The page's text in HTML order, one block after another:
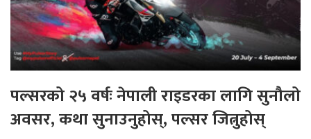
पल्सरको २५ वर्षः नेपाली राइडरका लागि सुनौलो
अवसर, कथा सुनाउनुहोस्, पल्सर जित्नुहोस्